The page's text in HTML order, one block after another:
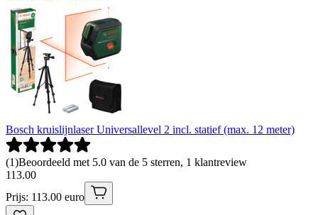
Bosch kruislijnlaser Universallevel 2 incl. statief (max. 12 meter)
(1)Beoordeeld met 5.0 van de 5 sterren, 1 klantreview
113.00
Prijs: 113.00 euro